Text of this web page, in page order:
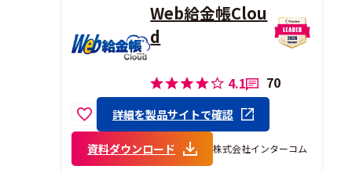
Web給金帳Clou
d
4.1 70
詳細を製品サイトで確認
資料ダウンロード 株式会社インターコム